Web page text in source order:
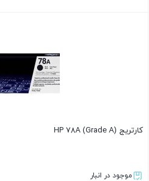
کارتریج HP 78A (Grade A)
موجود در انبار